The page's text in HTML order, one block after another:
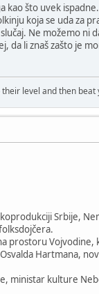
kao što uvek
koja se uda za
Ne možemo
li znaš zašto je
level and then
Srbije,
prostoru
Hartmana,
ministar kulture